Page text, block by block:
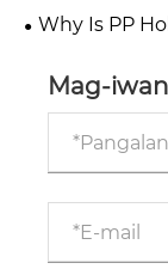
Modern
Why Is PP
Mag-